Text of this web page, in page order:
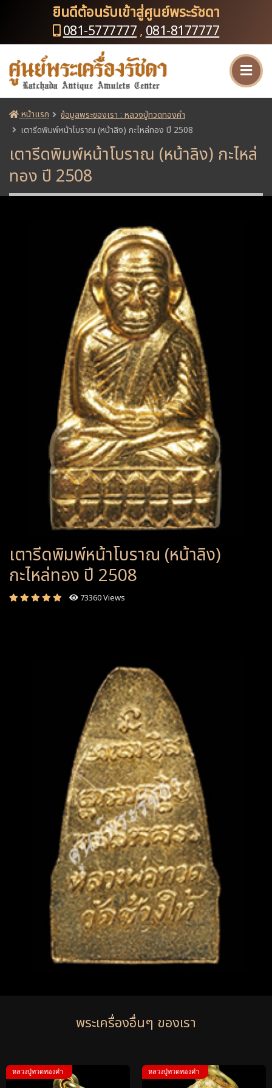
ยินดีต้อนรับเข้าสู่ศูนย์พระรัชดา
081-5777777, 081-8177777
หน้าแรก
ข้อมูลพระของเรา : หลวงปู่ทวดทองคำ
เตารีดพิมพ์หน้าโบราณ (หน้าลิง) กะไหล่ทอง ปี 2508
เตารีดพิมพ์หน้าโบราณ (หน้าลิง) กะไหล่
ทอง ปี 2508
เตารีดพิมพ์หน้าโบราณ (หน้าลิง)
กะไหล่ทอง ปี 2508
73360 Views
พระเครื่องอื่นๆ ของเรา
หลวงปู่ทวดทองคำ หลวงปู่ทวดทองคำ